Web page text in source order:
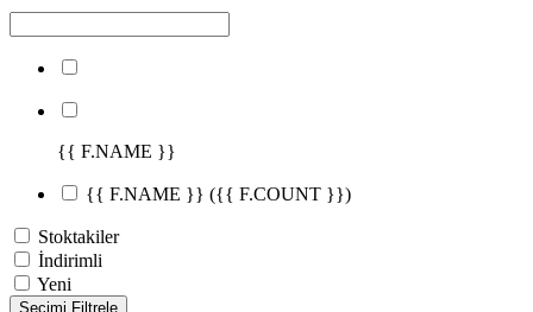
{{ F.NAME }}
{{ F.NAME }} ({{ F.COUNT }})
Stoktakiler
İndirimli
Yeni
Seçimi Filtrele